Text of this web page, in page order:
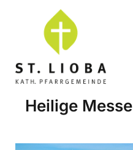
Heilige Messe